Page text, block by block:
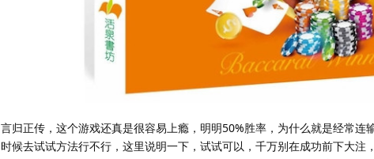
言归正传，这个游戏还真是很容易上瘾，明明50%胜率，为什么就是经常连
时候去试试方法行不行，这里说明一下，试试可以，千万别在成功前下大